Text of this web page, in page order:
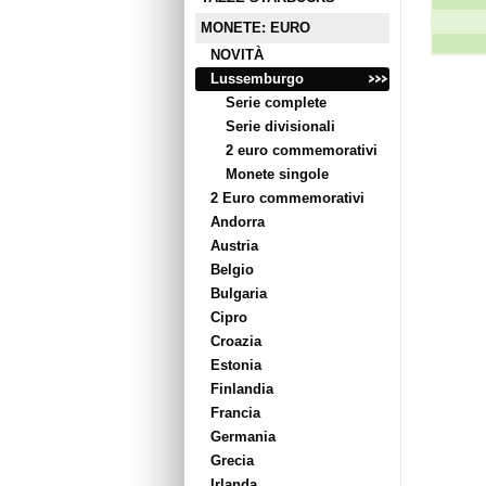
MONETE: EURO
NOVITÀ
Lussemburgo
Serie complete
Serie divisionali
2 euro commemorativi
Monete singole
2 Euro commemorativi
Andorra
Austria
Belgio
Bulgaria
Cipro
Croazia
Estonia
Finlandia
Francia
Germania
Grecia